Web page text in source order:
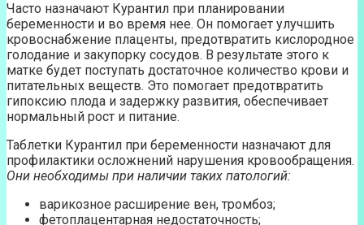
Часто назначают Курантил при планировании
беременности и во время нее. Он помогает улучшить
кровоснабжение плаценты, предотвратить кислородное
голодание и закупорку сосудов. В результате этого к
матке будет поступать достаточное количество крови и
питательных веществ. Это помогает предотвратить
гипоксию плода и задержку развития, обеспечивает
нормальный рост и питание.
Таблетки Курантил при беременности назначают для
профилактики осложнений нарушения кровообращения.
Они необходимы при наличии таких патологий:
варикозное расширение вен, тромбоз;
фетоплацентарная недостаточность;